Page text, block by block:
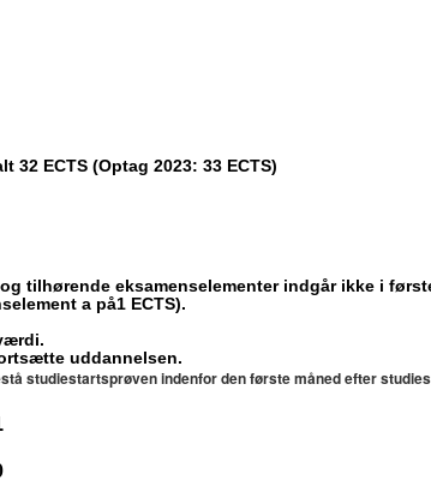
ECTS (Optag 2023: 33 ECTS)
eksamenselementer indgår ikke i
a på1 ECTS).
uddannelsen.
studiestartsprøven indenfor den første måned efter